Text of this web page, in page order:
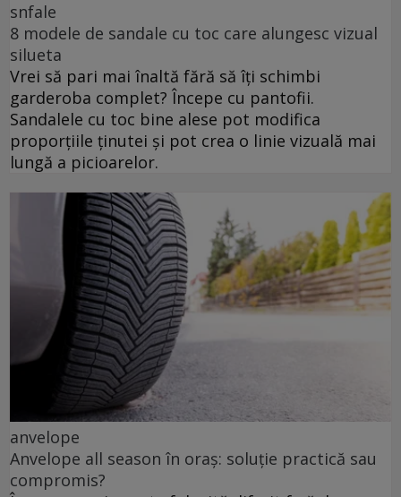
snfale
8 modele de sandale cu toc care alungesc vizual
silueta
Vrei să pari mai înaltă fără să îți schimbi
garderoba complet? Începe cu pantofii.
Sandalele cu toc bine alese pot modifica
proporțiile ținutei și pot crea o linie vizuală mai
lungă a picioarelor.
anvelope
Anvelope all season în oraș: soluție practică sau
compromis?